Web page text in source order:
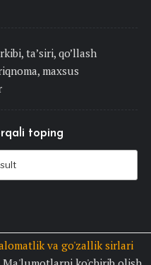
ta’siri, qo’llash
maxsus
toping
va go'zallik sirlari